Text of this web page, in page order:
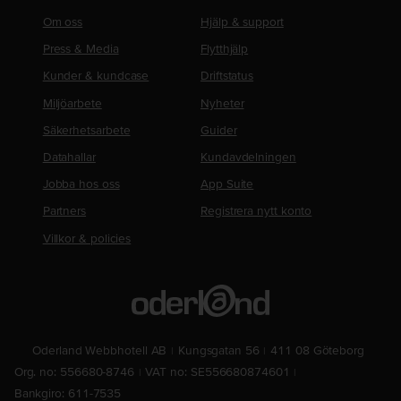
Om oss
Press & Media
Kunder & kundcase
Miljöarbete
Säkerhetsarbete
Datahallar
Jobba hos oss
Partners
Villkor & policies
Hjälp & support
Flytthjälp
Driftstatus
Nyheter
Guider
Kundavdelningen
App Suite
Registrera nytt konto
Oderland Webbhotell AB Kungsgatan 56
411 08 Göteborg
Org. no: 556680-8746
VAT no: SE556680874601
Bankgiro: 611-7535